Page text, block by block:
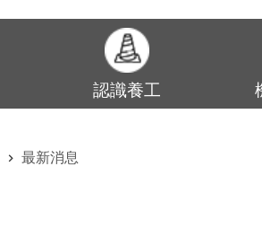
認識養工
最新消息